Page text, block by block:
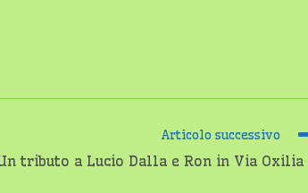
Articolo successivo
tributo a Lucio Dalla e Ron in Via Oxilia